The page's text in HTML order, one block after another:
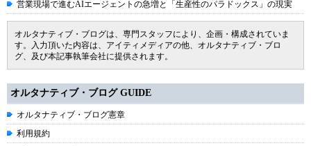
営業現場で進むAIエージェントの急増と「生産性のパラドックス」の現実
オルタナティブ・ブログは、専門スタッフにより、企画・構成されていま
す。入力頂いた内容は、アイティメディアの他、オルタナティブ・ブロ
グ、及び本記事執筆会社に提供されます。
オルタナティブ・ブログ GUIDE
オルタナティブ・ブログ憲章
利用規約